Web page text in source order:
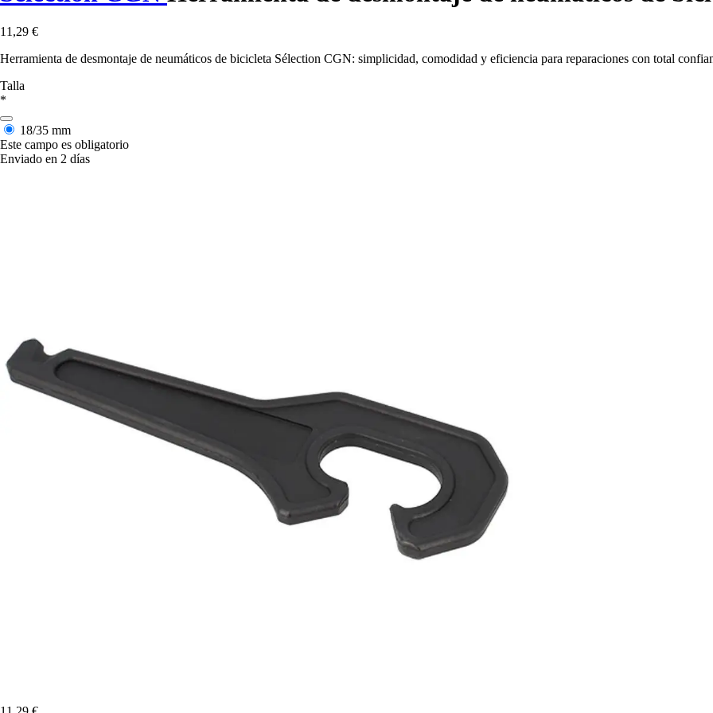
11,29 €
Herramienta de desmontaje de neumáticos de bicicleta Sélection CGN: simplicidad, comodidad y eficiencia para reparaciones con total
Talla
*
18/35 mm
Este campo es obligatorio
Enviado en 2 días